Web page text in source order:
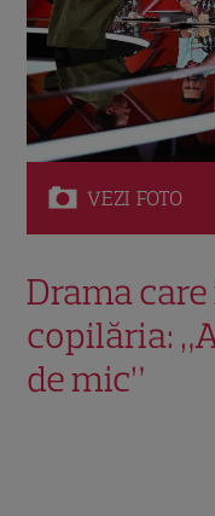
VEZI FOTO
Drama
copilăria:
de mic”